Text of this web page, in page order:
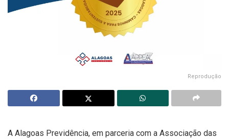
Reprodução
A Alagoas Previdência, em parceria com a Associação das